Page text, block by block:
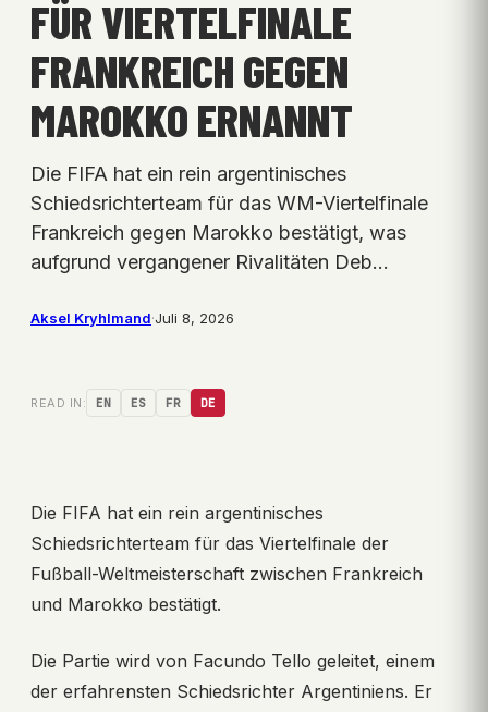
FÜR VIERTELFINALE
FRANKREICH GEGEN
MAROKKO ERNANNT
Die FIFA hat ein rein argentinisches
Schiedsrichterteam für das WM-Viertelfinale
Frankreich gegen Marokko bestätigt, was
aufgrund vergangener Rivalitäten Deb…
Aksel Kryhlmand·Juli 8, 2026
READ IN: EN ES FR DE
Die FIFA hat ein rein argentinisches
Schiedsrichterteam für das Viertelfinale der
Fußball-Weltmeisterschaft zwischen Frankreich
und Marokko bestätigt.
Die Partie wird von Facundo Tello geleitet, einem
der erfahrensten Schiedsrichter Argentiniens. Er